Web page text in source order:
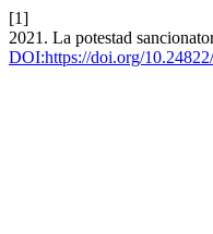
[1]
2021. La potestad
DOI:https://doi.org/